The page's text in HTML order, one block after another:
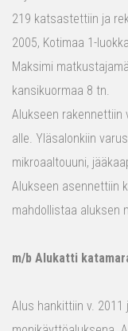
219 katsastettiin ja
2005, Kotimaa 1-
Maksimi
kansikuormaa 8 tn.
Alukseen rakennettiin
alle. Yläsalonkiin
mikroaaltouuni,
Alukseen asennettiin
mahdollistaa aluksen
m/b Alukatti
Alus hankittiin v.